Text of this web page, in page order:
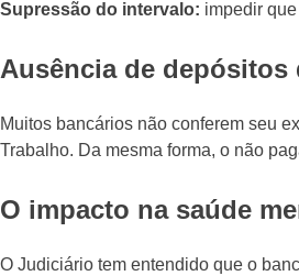
Supressão do intervalo: impedir
Ausência de depósitos
Muitos bancários não conferem seu
Trabalho. Da mesma forma, o não
O impacto na saúde
O Judiciário tem entendido que o